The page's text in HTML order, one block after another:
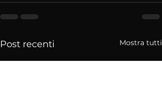
Post recenti Mostra tutti